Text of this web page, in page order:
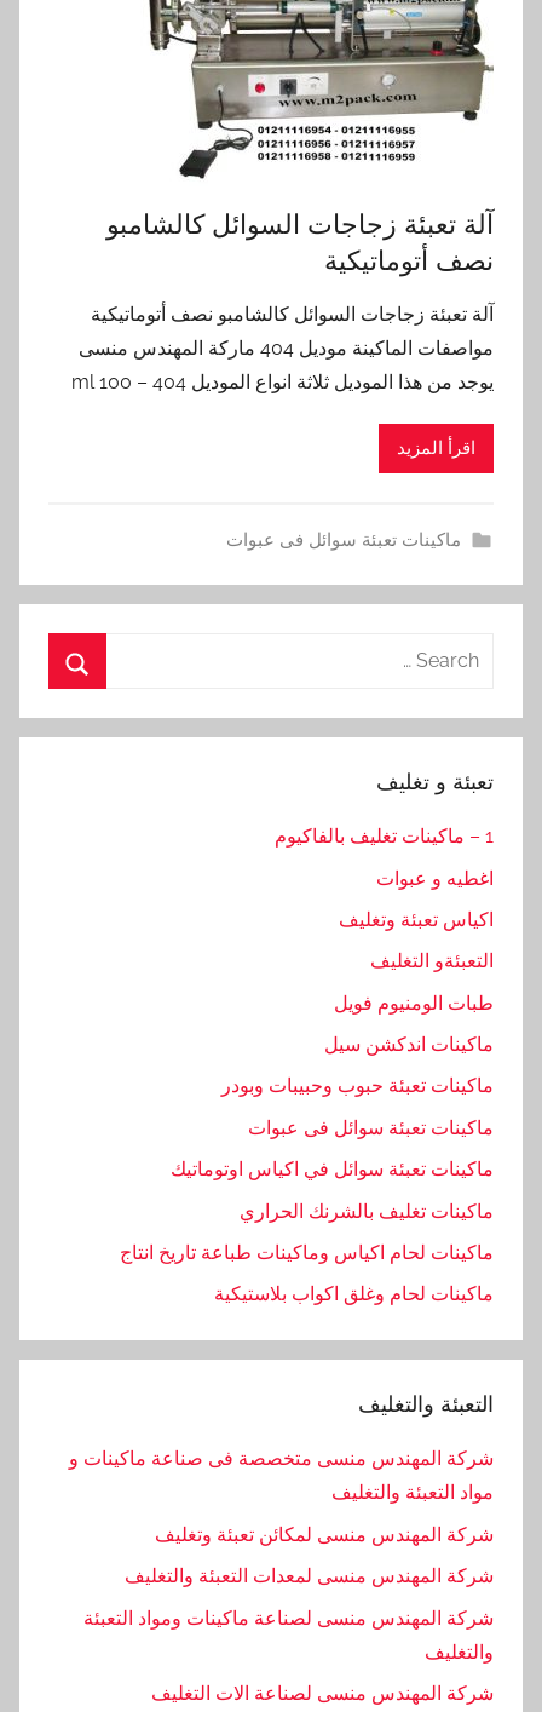
آلة تعبئة زجاجات السوائل كالشامبو
نصف أتوماتيكية
آلة تعبئة زجاجات السوائل كالشامبو نصف أتوماتيكية
مواصفات الماكينة موديل 404 ماركة المهندس منسى
يوجد من هذا الموديل ثلاثة انواع الموديل 404 – 100 ml
اقرأ المزيد
ماكينات تعبئة سوائل فى عبوات
Search
تعبئة و تغليف
1 – ماكينات تغليف بالفاكيوم
اغطيه و عبوات
اكياس تعبئة وتغليف
التعبئةو التغليف
طبات الومنيوم فويل
ماكينات اندكشن سيل
ماكينات تعبئة حبوب وحبيبات وبودر
ماكينات تعبئة سوائل فى عبوات
ماكينات تعبئة سوائل في اكياس اوتوماتيك
ماكينات تغليف بالشرنك الحراري
ماكينات لحام اكياس وماكينات طباعة تاريخ انتاج
ماكينات لحام وغلق اكواب بلاستيكية
التعبئة والتغليف
شركة المهندس منسى متخصصة فى صناعة ماكينات و
مواد التعبئة والتغليف
شركة المهندس منسى لمكائن تعبئة وتغليف
شركة المهندس منسى لمعدات التعبئة والتغليف
شركة المهندس منسى لصناعة ماكينات ومواد التعبئة
والتغليف
‏شركة المهندس منسى لصناعة الات التغليف